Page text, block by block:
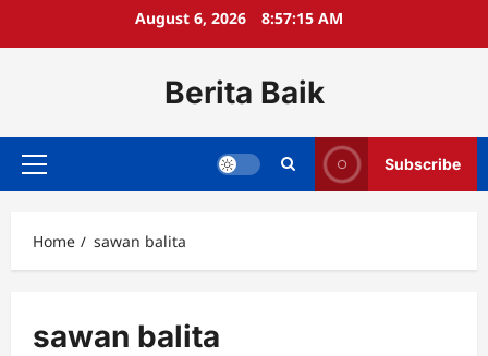
August 6, 2026 8:57:15 AM
Berita Baik
Primary
Subscribe
Home sawan balita
sawan balita